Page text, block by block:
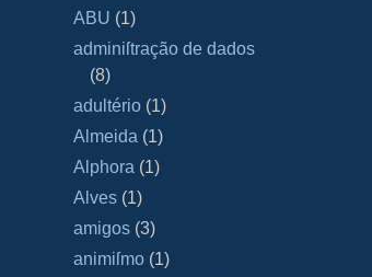
ABU (1)
adminiſtração de dados
(8)
adultério (1)
Almeida (1)
Alphora (1)
Alves (1)
amigos (3)
animiſmo (1)